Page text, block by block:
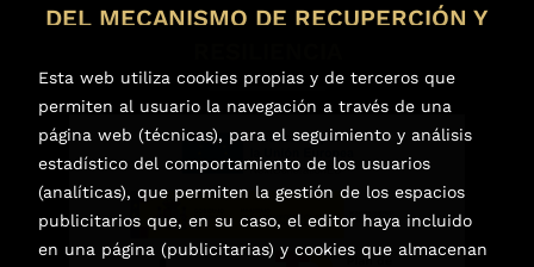
DEL MECANISMO DE RECUPERCIÓN Y
Esta web utiliza cookies propias y de terceros que
permiten al usuario la navegación a través de una
página web (técnicas), para el seguimiento y análisis
estadístico del comportamiento de los usuarios
(analíticas), que permiten la gestión de los espacios
publicitarios que, en su caso, el editor haya incluido
en una página (publicitarias) y cookies que almacenan